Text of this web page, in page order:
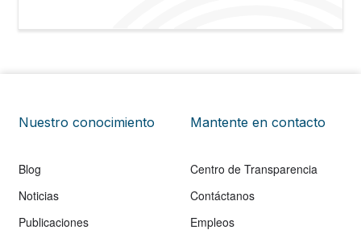
Nuestro conocimiento
Blog
Noticias
Publicaciones
Mantente en contacto
Centro de Transparencia
Contáctanos
Empleos